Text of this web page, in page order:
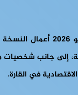
إلى جانب
في القارة.